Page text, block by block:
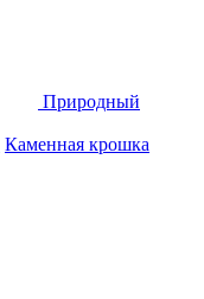
Природный
Каменная крошка